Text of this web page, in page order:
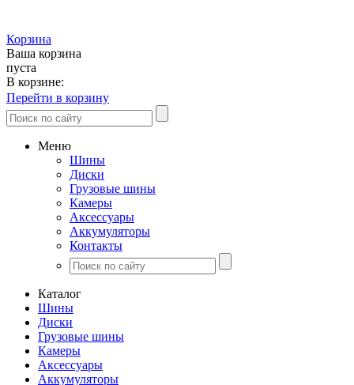
Корзина
Ваша корзина
пуста
В корзине:
Перейти в корзину
Меню
Шины
Диски
Грузовые шины
Камеры
Аксессуары
Аккумуляторы
Контакты
Каталог
Шины
Диски
Грузовые шины
Камеры
Аксессуары
Аккумуляторы